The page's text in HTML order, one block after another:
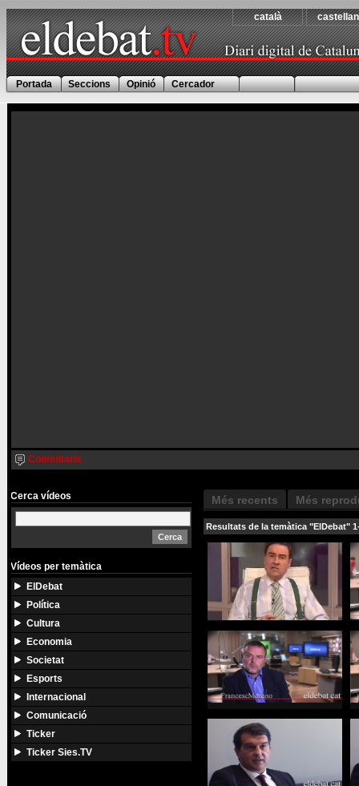
català
Portada Seccions Opinió Cercador
Comentaris
Cerca vídeos
Vídeos per temàtica
ElDebat
Política
Cultura
Economia
Societat
Esports
Internacional
Comunicació
Ticker
Ticker Sies.TV
Més recents Més
Resultats de la temàtica "ElDebat"